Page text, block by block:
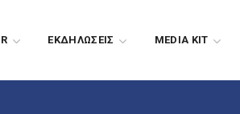
EΚΔΗΛΩΣΕΙΣ MEDIA KIT